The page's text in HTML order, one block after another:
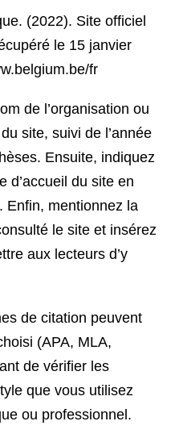
(2022). Site officiel
le 15 janvier
fr
de l’organisation ou
site, suivi de l’année
Ensuite, indiquez
d’accueil du site en
Enfin, mentionnez la
le site et insérez
aux lecteurs d’y
de citation peuvent
(APA, MLA,
de vérifier les
que vous utilisez
ou professionnel.